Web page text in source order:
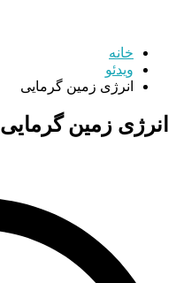
خانه
ویدئو
انرژی زمین گرمایی
انرژی زمین گرمایی